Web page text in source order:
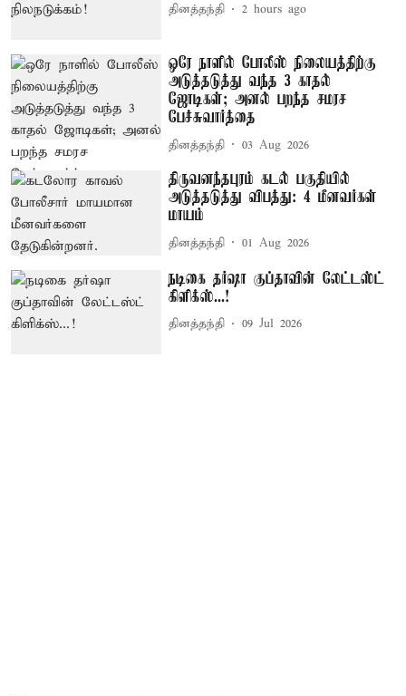
தினத்தந்தி 2 hours ago
ஒரே நாளில் போலீஸ் நிலையத்திற்கு
அடுத்தடுத்து வந்த 3 காதல்
ஜோடிகள்; அனல் பறந்த சமரச
பேச்சுவார்த்தை
தினத்தந்தி 03 Aug 2026
திருவனந்தபுரம் கடல் பகுதியில்
அடுத்தடுத்து விபத்து: 4 மீனவர்கள்
மாயம்
தினத்தந்தி 01 Aug 2026
நடிகை தர்ஷா குப்தாவின் லேட்டஸ்ட்
கிளிக்ஸ்...!
தினத்தந்தி 09 Jul 2026